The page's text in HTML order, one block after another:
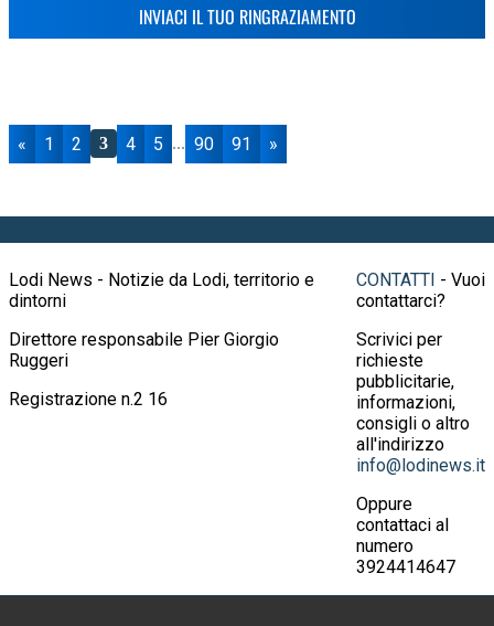
INVIACI IL TUO RINGRAZIAMENTO
« 1 2 3 4 5 ... 90 91 »
Lodi News - Notizie da Lodi, territorio e
dintorni
Direttore responsabile Pier Giorgio
Ruggeri
Registrazione n.2 16
CONTATTI - Vuoi
contattarci?
Scrivici per
richieste
pubblicitarie,
informazioni,
consigli o altro
all'indirizzo
info@lodinews.it
Oppure
contattaci al
numero
3924414647